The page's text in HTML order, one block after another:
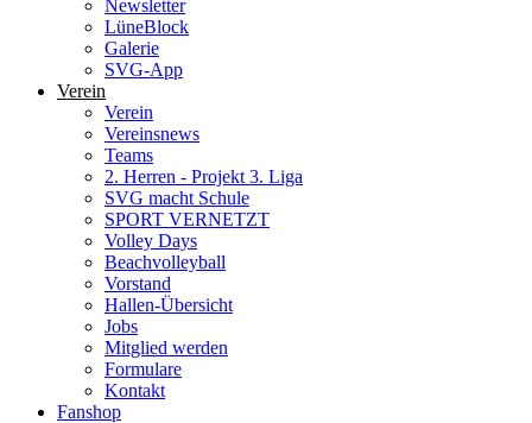
Newsletter
LüneBlock
Galerie
SVG-App
Verein
Verein
Vereinsnews
Teams
2. Herren - Projekt 3. Liga
SVG macht Schule
SPORT VERNETZT
Volley Days
Beachvolleyball
Vorstand
Hallen-Übersicht
Jobs
Mitglied werden
Formulare
Kontakt
Fanshop